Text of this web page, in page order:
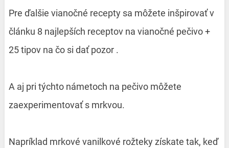
Pre ďalšie vianočné recepty sa môžete inšpirovať v
článku 8 najlepších receptov na vianočné pečivo +
25 tipov na čo si dať pozor .
A aj pri týchto námetoch na pečivo môžete
zaexperimentovať s mrkvou.
Napríklad mrkové vanilkové rožteky získate tak, keď